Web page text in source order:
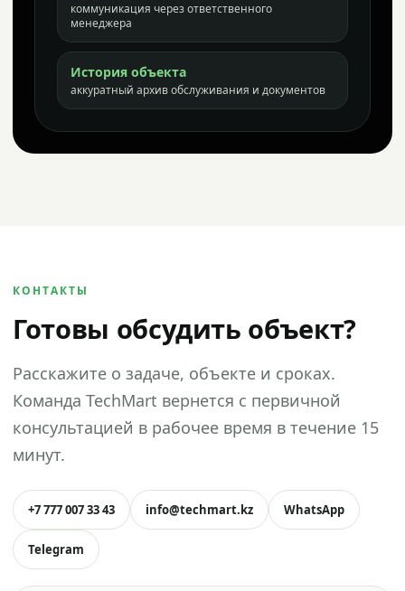
коммуникация через ответственного
менеджера
История объекта
аккуратный архив обслуживания и документов
КОНТАКТЫ
Готовы обсудить объект?
Расскажите о задаче, объекте и сроках.
Команда TechMart вернется с первичной
консультацией в рабочее время в течение 15
минут.
+7 777 007 33 43 info@techmart.kz WhatsApp
Telegram